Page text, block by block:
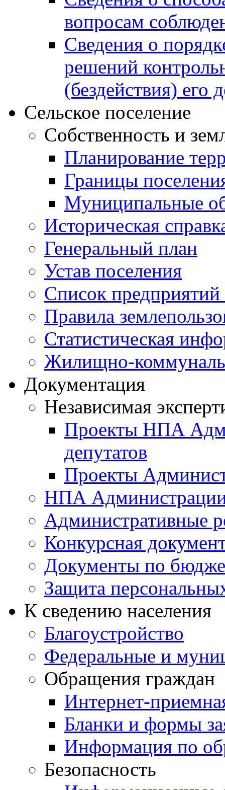
вопросам
Сведения о
решений
(бездействия) его
Сельское поселение
Собственность и
Планирование
Границы
Муниципальные
Историческая
Генеральный план
Устав поселения
Список предприятий
Правила
Статистическая
Жилищно-
Документация
Независимая
Проекты НПА
депутатов
Проекты
НПА
Административные
Конкурсная
Документы по
Защита
К сведению населения
Благоустройство
Федеральные и
Обращения граждан
Интернет-
Бланки и формы
Информация по
Безопасность